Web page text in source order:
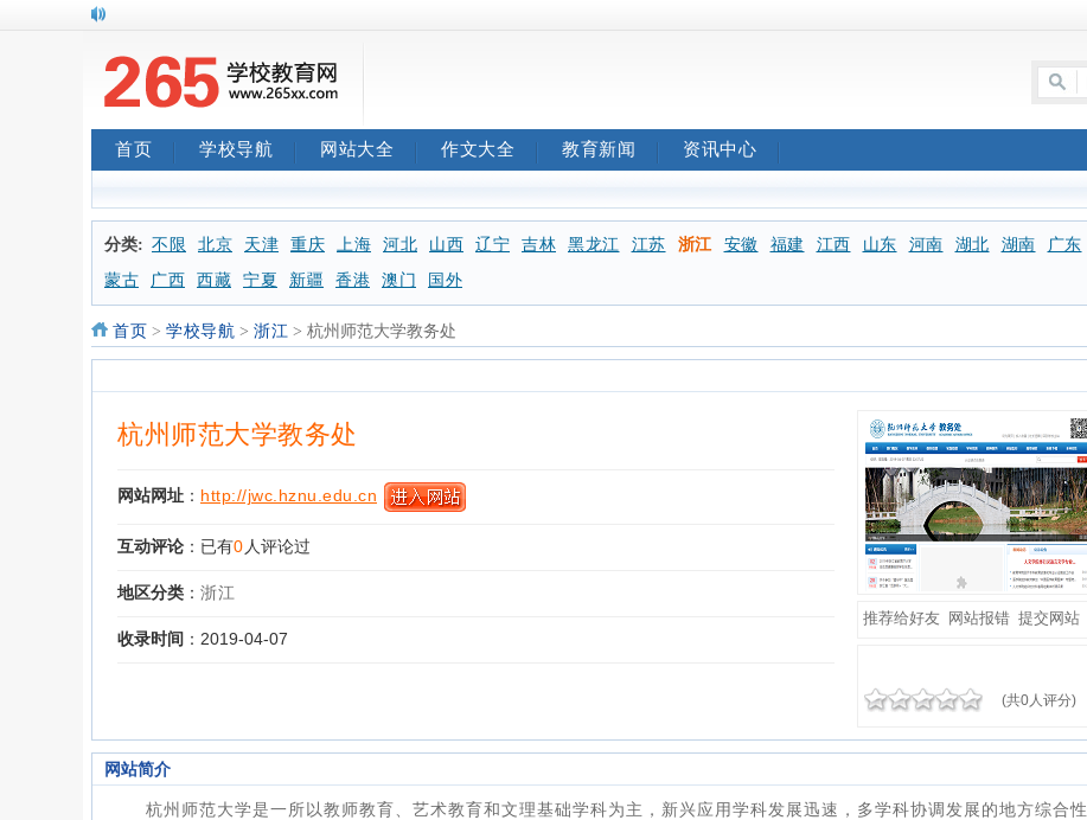
首页 学校导航 网站大全 作文大全 教育新闻 资讯中心
分类: 不限 北京 天津 重庆 上海 河北 山西 辽宁 吉林 黑龙江 江苏 浙江 安徽 福建 江西 山东 河南 湖北 湖南 广东
蒙古
广西 西藏 宁夏 新疆 香港 澳门 国外
首页 > 学校导航 > 浙江 > 杭州师范大学教务处
杭州师范大学教务处
网站网址 ： http://jwc.hznu.edu.cn
互动评论 ：已有0 人评论过
地区分类 ： 浙江
收录时间 ：2019-04-07
推荐给好友 网站报错 提交网站
(共0人评分)
网站简介
杭州师范大学是一所以教师教育、艺术教育和文理基础学科为主，新兴应用学科发展迅速，多学科协调发展的地方综合性